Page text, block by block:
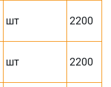
шт 2200
шт 2200